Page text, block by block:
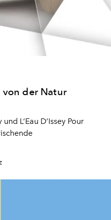
von der Natur
und L’Eau D’Issey Pour